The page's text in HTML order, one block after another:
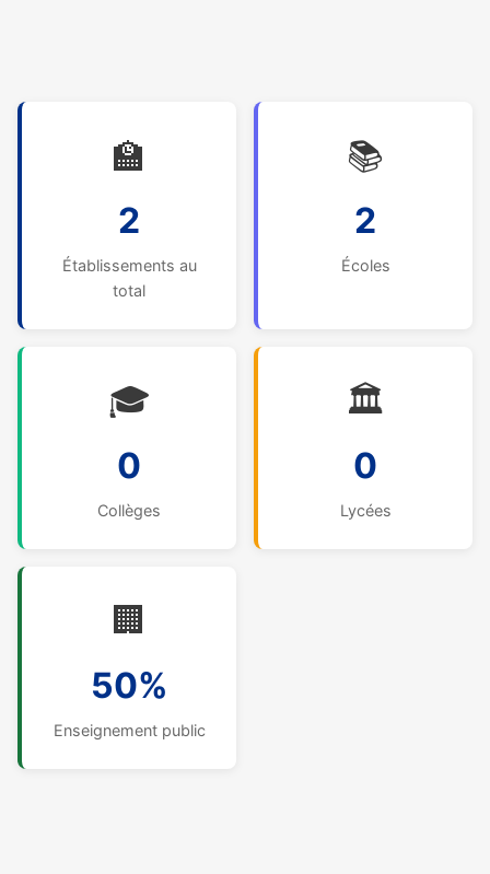
🏫
2
Établissements au
total
📚
2
Écoles
🎓
0
Collèges
🏛️
0
Lycées
🏢
50%
Enseignement public